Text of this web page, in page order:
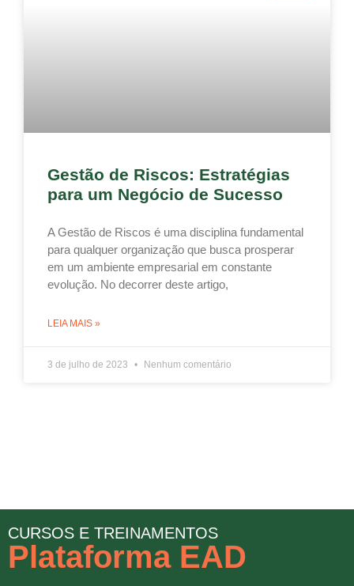
Gestão de Riscos: Estratégias
para um Negócio de Sucesso
A Gestão de Riscos é uma disciplina fundamental
para qualquer organização que busca prosperar
em um ambiente empresarial em constante
evolução. No decorrer deste artigo,
LEIA MAIS »
3 de julho de 2023 Nenhum comentário
Plataforma EAD
CURSOS E TREINAMENTOS